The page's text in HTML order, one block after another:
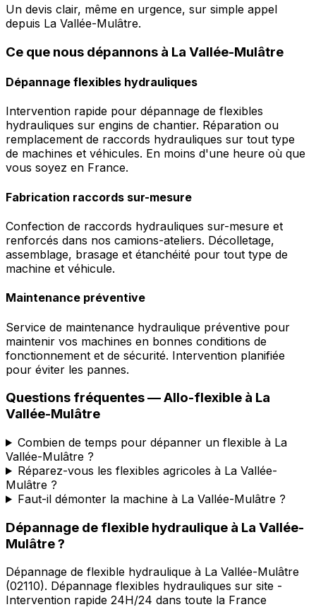
Un devis clair, même en urgence, sur simple appel
depuis La Vallée-Mulâtre.
Ce que nous dépannons à La Vallée-Mulâtre
Dépannage flexibles hydrauliques
Intervention rapide pour dépannage de flexibles
hydrauliques sur engins de chantier. Réparation ou
remplacement de raccords hydrauliques sur tout type
de machines et véhicules. En moins d'une heure où que
vous soyez en France.
Fabrication raccords sur-mesure
Confection de raccords hydrauliques sur-mesure et
renforcés dans nos camions-ateliers. Décolletage,
assemblage, brasage et étanchéité pour tout type de
machine et véhicule.
Maintenance préventive
Service de maintenance hydraulique préventive pour
maintenir vos machines en bonnes conditions de
fonctionnement et de sécurité. Intervention planifiée
pour éviter les pannes.
Questions fréquentes —Allo-flexible à La
Vallée-Mulâtre
Combien de temps pour dépanner un flexible à La
Vallée-Mulâtre ?
Réparez-vous les flexibles agricoles à La Vallée-
Mulâtre ?
Faut-il démonter la machine à La Vallée-Mulâtre ?
Dépannage de flexible hydraulique à La Vallée-
Mulâtre?
Dépannage de flexible hydraulique à La Vallée-Mulâtre
(02110). Dépannage flexibles hydrauliques sur site -
Intervention rapide 24H/24 dans toute la France